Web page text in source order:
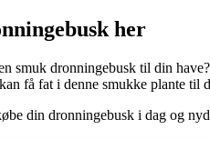
her
smuk dronningebusk til din
få fat i denne smukke plante til
din dronningebusk i dag og